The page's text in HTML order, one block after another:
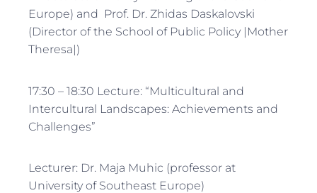
Europe) and Prof. Dr. Zhidas Daskalovski
(Director of the School of Public Policy |Mother
Theresa|)
17:30 – 18:30 Lecture: “Multicultural and
Intercultural Landscapes: Achievements and
Challenges”
Lecturer: Dr. Maja Muhic (professor at
University of Southeast Europe)